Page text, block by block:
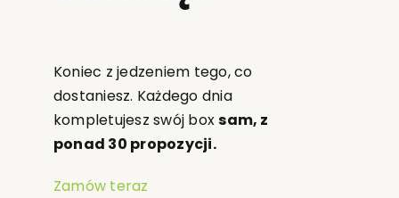
Koniec z jedzeniem tego, co
dostaniesz. Każdego dnia
kompletujesz swój boxsam, z
ponad 30 propozycji.
Zamów teraz